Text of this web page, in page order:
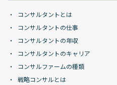
コンサルタントとは
コンサルタントの仕事
コンサルタントの年収
コンサルタントのキャリア
コンサルファームの種類
戦略コンサルとは